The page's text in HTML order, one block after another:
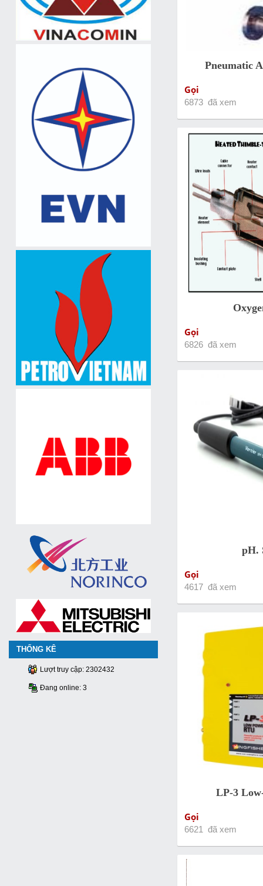
THỐNG KÊ
Lượt truy cập: 2302432
Đang online: 3
Pneumatic
Gọi
6873 đã xem
Gọi
6826 đã xem
pH.
Gọi
4617 đã xem
LP-3
Gọi
6621 đã xem